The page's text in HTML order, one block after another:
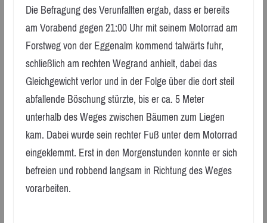
Die Befragung des Verunfallten ergab, dass er bereits
am Vorabend gegen 21:00 Uhr mit seinem Motorrad am
Forstweg von der Eggenalm kommend talwärts fuhr,
schließlich am rechten Wegrand anhielt, dabei das
Gleichgewicht verlor und in der Folge über die dort steil
abfallende Böschung stürzte, bis er ca. 5 Meter
unterhalb des Weges zwischen Bäumen zum Liegen
kam. Dabei wurde sein rechter Fuß unter dem Motorrad
eingeklemmt. Erst in den Morgenstunden konnte er sich
befreien und robbend langsam in Richtung des Weges
vorarbeiten.